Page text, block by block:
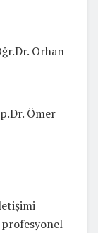
Orhan
Ömer
profesyonel